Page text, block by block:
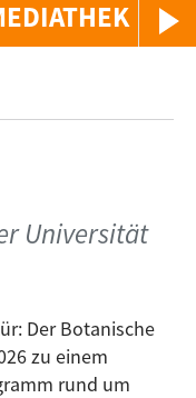
Universität
Der Botanische
zu einem
rund um